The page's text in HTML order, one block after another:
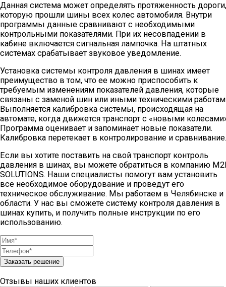
Данная система может определять протяженность дороги,
которую прошли шины всех колес автомобиля. Внутри
программы данные сравнивают с необходимыми
контрольными показателями. При их несовпадении в
кабине включается сигнальная лампочка. На штатных
системах срабатывает звуковое уведомление.
Установка системы контроля давления в шинах имеет
преимущество в том, что ее можно приспособить к
требуемым изменениям показателей давления, которые
связаны с заменой шин или иными техническими
Выполняется калибровка системы, происходящая на
автомате, когда движется транспорт с «новыми
Программа оценивает и запоминает новые показатели.
Калибровка перетекает в контролирование и сравнивание.
Если вы хотите поставить на свой транспорт контроль
давления в шинах, вы можете обратиться в компанию
SOLUTIONS. Наши специалисты помогут вам установить
все необходимое оборудование и проведут его
техническое обслуживание. Мы работаем в Челябинске и
области. У нас вы сможете систему контроля давления в
шинах купить, и получить полные инструкции по его
использованию.
Заказать решение
Отзывы наших клиентов